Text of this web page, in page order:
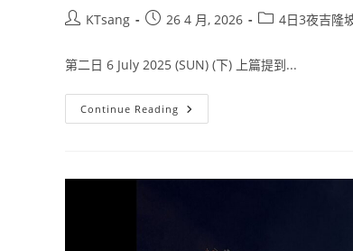
PostKTsang
Post26 4 月, 2026
Post4日3夜吉隆
第二日 6 July 2025 (SUN) (下) 上篇提到...
Continue Reading
日